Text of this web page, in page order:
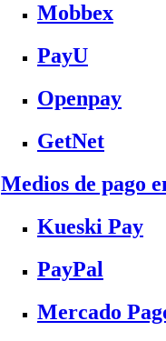
Mobbex
PayU
Openpay
GetNet
Medios de pago
Kueski Pay
PayPal
Mercado